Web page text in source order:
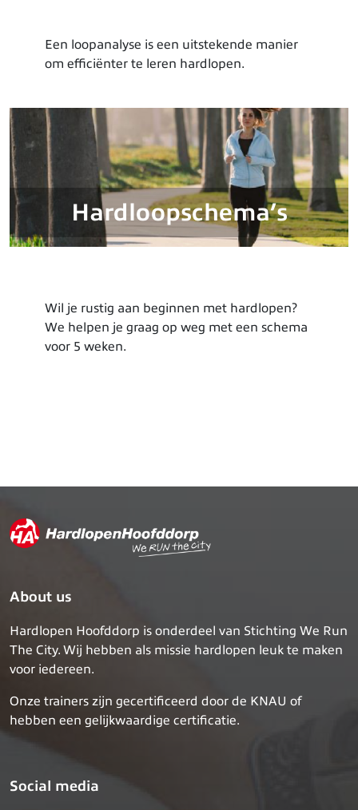
Een loopanalyse is een uitstekende manier
om efficiënter te leren hardlopen.
Hardloopschema’s
Wil je rustig aan beginnen met hardlopen?
We helpen je graag op weg met een schema
voor 5 weken.
About us
Hardlopen Hoofddorp is onderdeel van Stichting We Run
The City. Wij hebben als missie hardlopen leuk te maken
voor iedereen.
Onze trainers zijn gecertificeerd door de KNAU of
hebben een gelijkwaardige certificatie.
Social media